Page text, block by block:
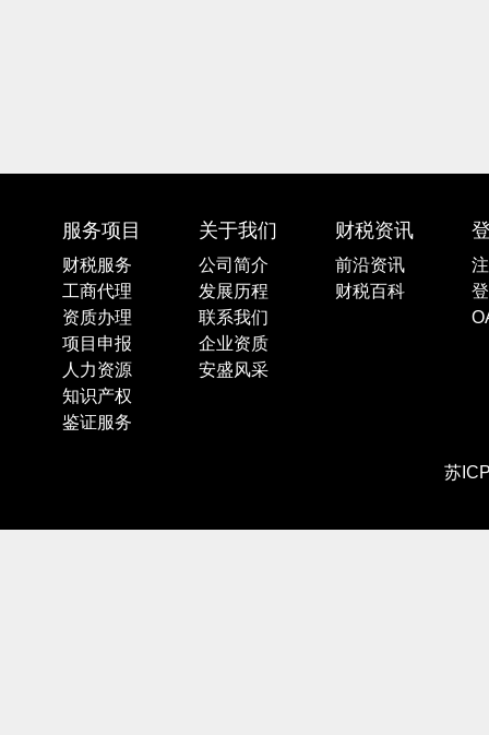
服务项目
财税服务
工商代理
资质办理
项目申报
人力资源
知识产权
鉴证服务
关于我们
公司简介
发展历程
联系我们
企业资质
安盛风采
财税资讯
前沿资讯
财税百科
苏